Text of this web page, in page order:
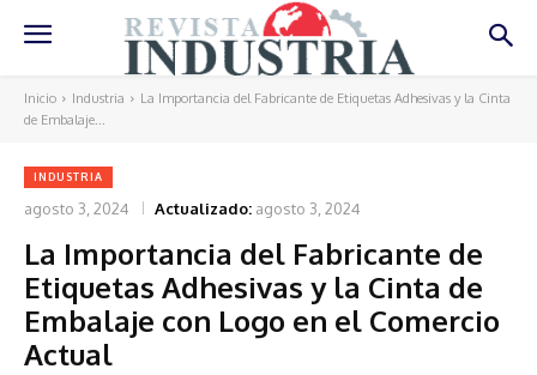
Inicio Industria
La Importancia del Fabricante de Etiquetas Adhesivas y la Cinta
de Embalaje...
INDUSTRIA
agosto 3, 2024 Actualizado: agosto 3, 2024
La Importancia del Fabricante de
Etiquetas Adhesivas y la Cinta de
Embalaje con Logo en el Comercio
Actual